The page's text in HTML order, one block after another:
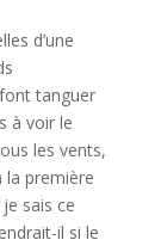
d’une
tanguer
à voir le
les vents,
la première
sais ce
il si le